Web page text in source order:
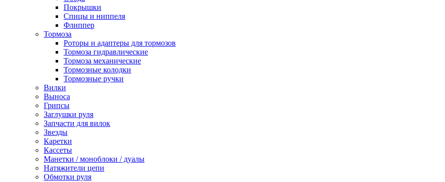
Покрышки
Спицы и ниппеля
Флиппер
Тормоза
Роторы и адаптеры для тормозов
Тормоза гидравлические
Тормоза механические
Тормозные колодки
Тормозные ручки
Вилки
Выноса
Грипсы
Заглушки руля
Запчасти для вилок
Звезды
Каретки
Кассеты
Манетки / моноблоки / дуалы
Натяжители цепи
Обмотки руля